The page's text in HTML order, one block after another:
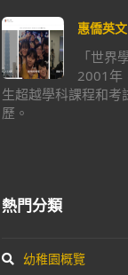
惠僑英
「世
2001年
生超越學科課程和考
歷。
熱門分類
幼稚園概覽